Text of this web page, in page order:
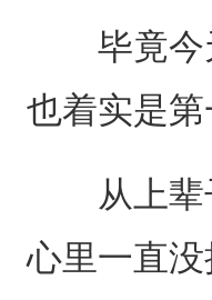
毕竟今天
也着实是第
从上辈子
心里一直